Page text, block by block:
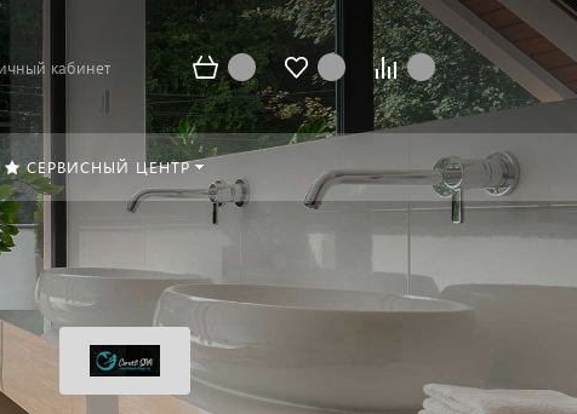
кабинет
СЕРВИСНЫЙ ЦЕНТР